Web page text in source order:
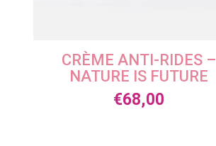
CRÈME ANTI-RIDES –
NATURE IS FUTURE
€68,00